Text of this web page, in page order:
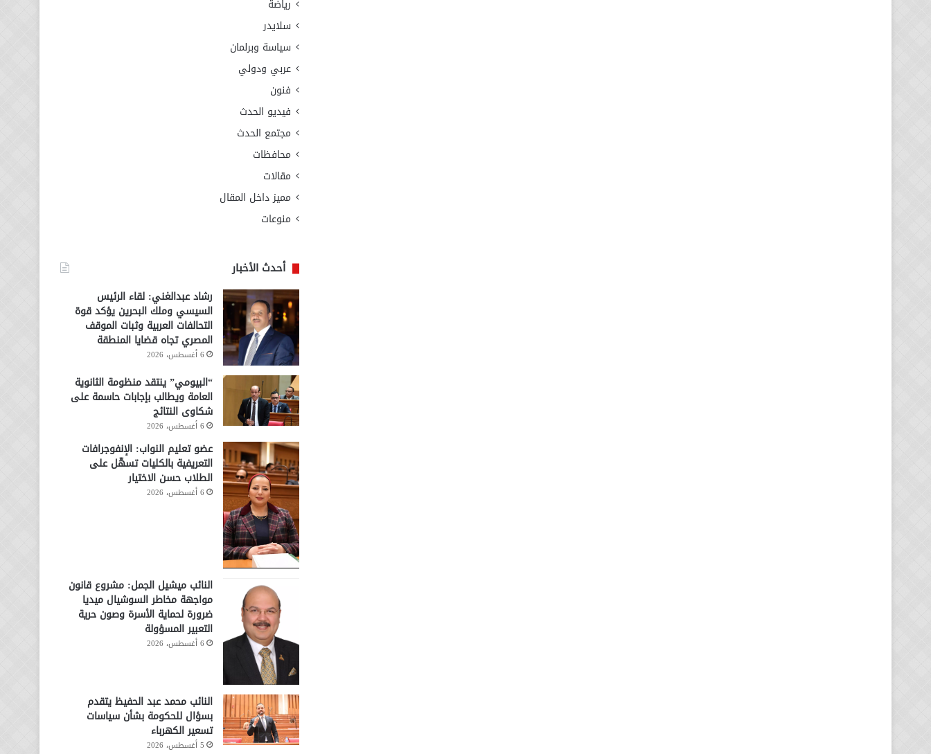
رياضة
سلايدر
سياسة وبرلمان
عربي ودولي
فنون
فيديو الحدث
مجتمع الحدث
محافظات
مقالات
مميز داخل المقال
منوعات
أحدث الأخبار
رشاد عبدالغني: لقاء الرئيس
السيسي وملك البحرين يؤكد قوة
التحالفات العربية وثبات الموقف
المصري تجاه قضايا المنطقة
6 أغسطس، 2026
“البيومي” ينتقد منظومة الثانوية
العامة ويطالب بإجابات حاسمة على
شكاوى النتائج
6 أغسطس، 2026
عضو تعليم النواب: الإنفوجرافات
التعريفية بالكليات تسهّل على
الطلاب حسن الاختيار
6 أغسطس، 2026
النائب ميشيل الجمل: مشروع قانون
مواجهة مخاطر السوشيال ميديا
ضرورة لحماية الأسرة وصون حرية
التعبير المسؤولة
6 أغسطس، 2026
النائب محمد عبد الحفيظ يتقدم
بسؤال للحكومة بشأن سياسات
تسعير الكهرباء
5 أغسطس، 2026